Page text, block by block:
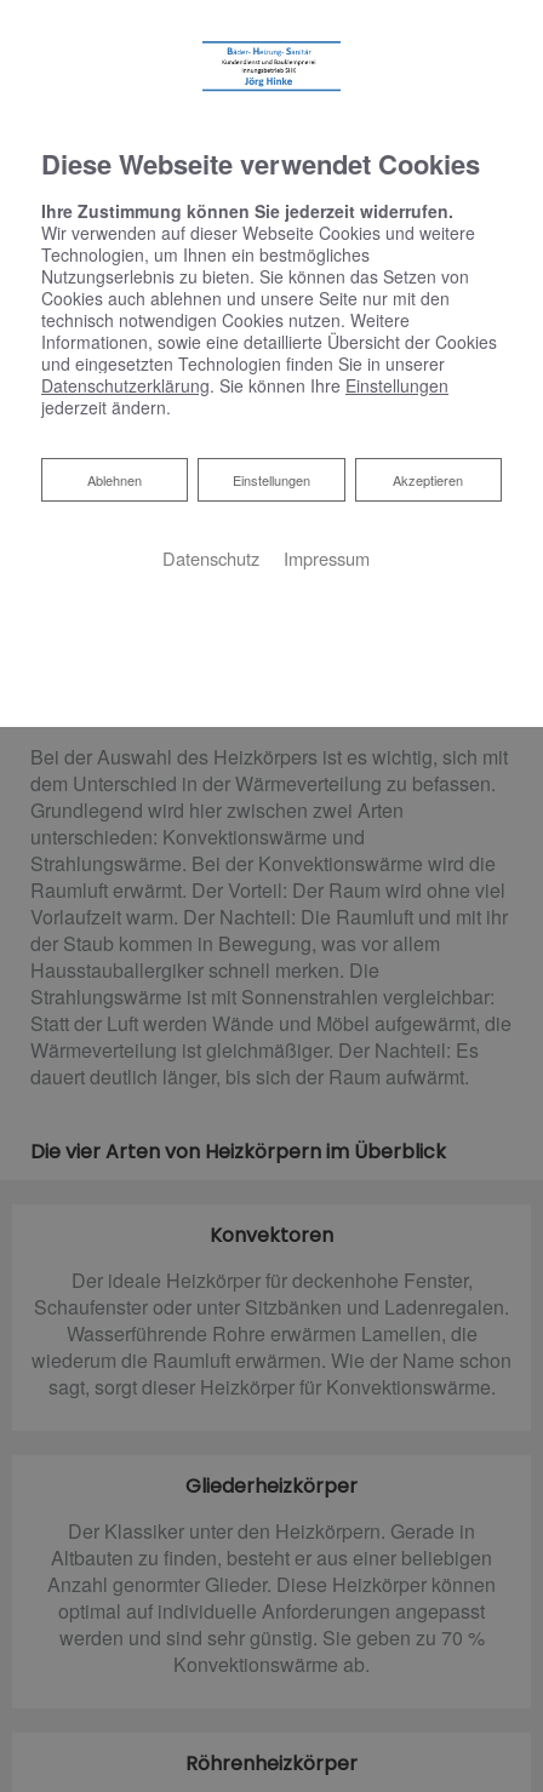
Der ideale Heizkörper für Ihre Ansprüche
Bei der Auswahl des Heizkörpers ist es wichtig, sich mit
dem Unterschied in der Wärmeverteilung zu befassen.
Grundlegend wird hier zwischen zwei Arten
unterschieden: Konvektionswärme und
Strahlungswärme. Bei der Konvektionswärme wird die
Raumluft erwärmt. Der Vorteil: Der Raum wird ohne viel
Vorlaufzeit warm. Der Nachteil: Die Raumluft und mit ihr
der Staub kommen in Bewegung, was vor allem
Hausstauballergiker schnell merken. Die
Strahlungswärme ist mit Sonnenstrahlen vergleichbar:
Statt der Luft werden Wände und Möbel aufgewärmt, die
Wärmeverteilung ist gleichmäßiger. Der Nachteil: Es
dauert deutlich länger, bis sich der Raum aufwärmt.
Die vier Arten von Heizkörpern im Überblick
Konvektoren
Der ideale Heizkörper für deckenhohe Fenster,
Schaufenster oder unter Sitzbänken und Ladenregalen.
Wasserführende Rohre erwärmen Lamellen, die
wiederum die Raumluft erwärmen. Wie der Name schon
sagt, sorgt dieser Heizkörper für Konvektionswärme.
Gliederheizkörper
Der Klassiker unter den Heizkörpern. Gerade in
Altbauten zu finden, besteht er aus einer beliebigen
Anzahl genormter Glieder. Diese Heizkörper können
optimal auf individuelle Anforderungen angepasst
werden und sind sehr günstig. Sie geben zu 70 %
Konvektionswärme ab.
Röhrenheizkörper
Diese Webseite verwendet Cookies
Ihre Zustimmung können Sie jederzeit widerrufen.
Wir verwenden auf dieser Webseite Cookies und weitere
Technologien, um Ihnen ein bestmögliches
Nutzungserlebnis zu bieten. Sie können das Setzen von
Cookies auch ablehnen und unsere Seite nur mit den
technisch notwendigen Cookies nutzen. Weitere
Informationen, sowie eine detaillierte Übersicht der Cookies
und eingesetzten Technologien finden Sie in unserer
Datenschutzerklärung. Sie können Ihre Einstellungen
jederzeit ändern.
Akzeptieren
Einstellungen
Ablehnen
Ablehnen
Datenschutz Impressum